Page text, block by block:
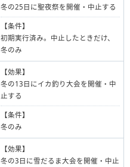
冬の25日に聖夜祭を開催・中止する
【条件】
初期実行済み。中止したときだけ、
冬のみ
【効果】
冬の13日にイカ釣り大会を開催・中
止する
【条件】
冬のみ
【効果】
冬の3日に雪だるま大会を開催・中止